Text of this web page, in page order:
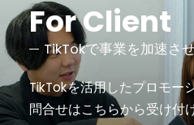
For Client
TikTokで事業を加速さ
TikTokを活用したプロモー
問合せはこちらから受け付